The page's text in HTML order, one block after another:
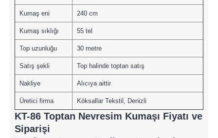
Kumaş eni 240 cm
Kumaş sıklığı 55 tel
Top uzunluğu 30 metre
Satış şekli Top halinde toptan satış
Nakliye Alıcıya aittir
Üretici firma Köksallar Tekstil, Denizli
KT-86 Toptan Nevresim Kumaşı Fiyatı ve
Siparişi